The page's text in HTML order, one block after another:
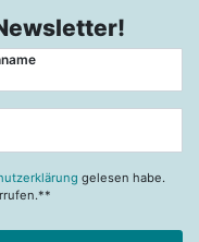
gelesen habe.